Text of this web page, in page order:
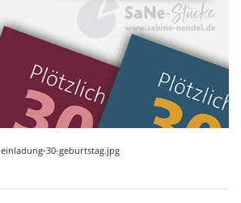
einladung-30-geburtstag.jpg